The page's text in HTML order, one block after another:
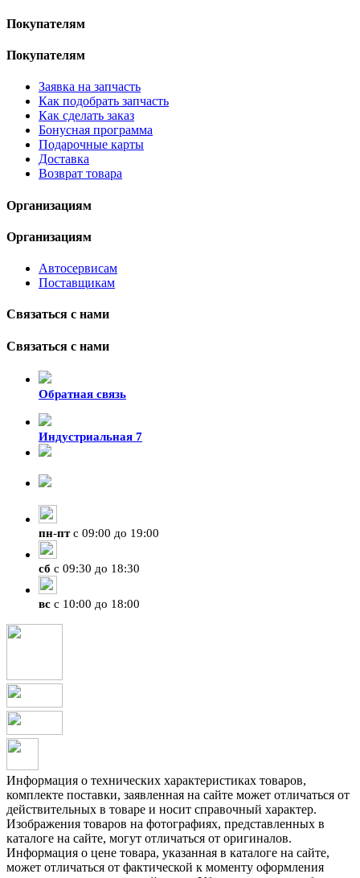
Покупателям
Покупателям
Заявка на запчасть
Как подобрать запчасть
Как сделать заказ
Бонусная программа
Подарочные карты
Доставка
Возврат товара
Организациям
Организациям
Автосервисам
Поставщикам
Связаться с нами
Связаться с нами
Обратная связь
Индустриальная 7
пн-птс 09:00 до 19:00
сб с 09:30 до 18:30
вс с 10:00 до 18:00
Информация о технических характеристиках товаров,
комплекте поставки, заявленная на сайте может отличаться от
действительных в товаре и носит справочный характер.
Изображения товаров на фотографиях, представленных в
каталоге на сайте, могут отличаться от оригиналов.
Информация о цене товара, указанная в каталоге на сайте,
может отличаться от фактической к моменту оформления